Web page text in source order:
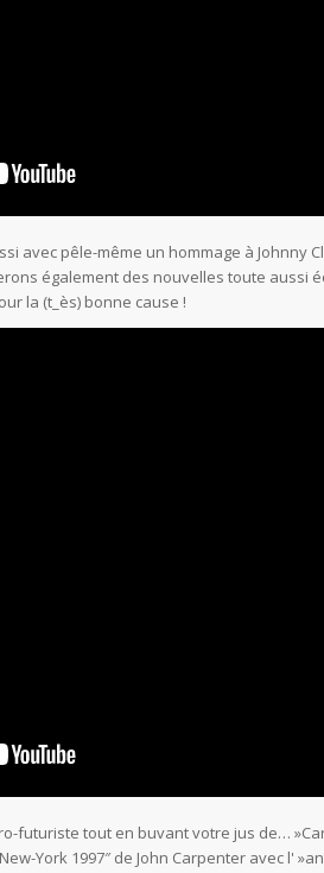
avec pêle-même un hommage à Johnny
également des nouvelles toute aussi
la (t_ès) bonne cause !
futuriste tout en buvant votre jus de…
York 1997″ de John Carpenter avec l'